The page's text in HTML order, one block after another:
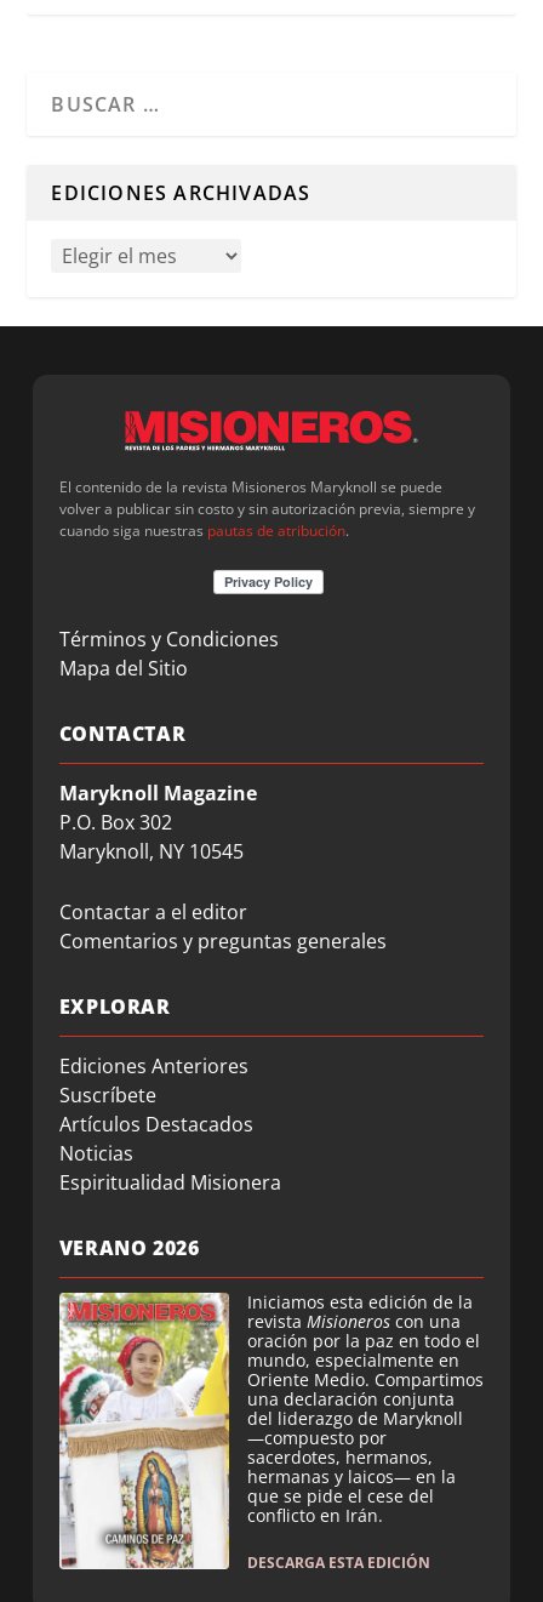
EDICIONES ARCHIVADAS
El contenido de la revista Misioneros Maryknoll se puede
volver a publicar sin costo y sin autorización previa, siempre y
cuando siga nuestras pautas de atribución.
Términos y Condiciones
Mapa del Sitio
CONTACTAR
Maryknoll Magazine
P.O. Box 302
Maryknoll, NY 10545
Contactar a el editor
Comentarios y preguntas generales
EXPLORAR
Ediciones Anteriores
Suscríbete
Artículos Destacados
Noticias
Espiritualidad Misionera
VERANO 2026
Iniciamos esta edición de la
revista Misioneros con una
oración por la paz en todo el
mundo, especialmente en
Oriente Medio. Compartimos
una declaración conjunta
del liderazgo de Maryknoll
—compuesto por
sacerdotes, hermanos,
hermanas y laicos— en la
que se pide el cese del
conflicto en Irán.
DESCARGA ESTA EDICIÓN